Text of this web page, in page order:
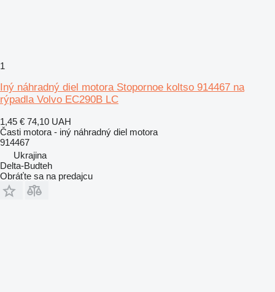
1
Iný náhradný diel motora Stopornoe koltso 914467 na
rýpadla Volvo EC290B LC
1,45 € 74,10 UAH
Časti motora - iný náhradný diel motora
914467
Ukrajina
Delta-Budteh
Obráťte sa na predajcu